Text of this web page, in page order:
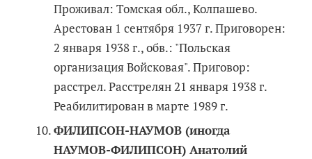
Проживал: Томская обл., Колпашево.
Арестован 1 сентября 1937 г. Приговорен:
2 января 1938 г., обв.: "Польская
организация Войсковая". Приговор:
расстрел. Расстрелян 21 января 1938 г.
Реабилитирован в марте 1989 г.
ФИЛИПСОН-НАУМОВ (иногда
НАУМОВ-ФИЛИПСОН) Анатолий